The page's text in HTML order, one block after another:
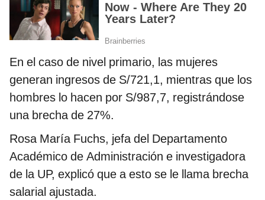
En el caso de nivel primario, las mujeres
generan ingresos de S/721,1, mientras que los
hombres lo hacen por S/987,7, registrándose
una brecha de 27%.
Rosa María Fuchs, jefa del Departamento
Académico de Administración e investigadora
de la UP, explicó que a esto se le llama brecha
salarial ajustada.